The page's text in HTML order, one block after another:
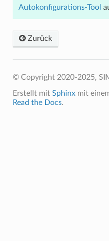
Autokonfigurations-Tool
Zurück
© Copyright 2020-2025,
Erstellt mit Sphinxmit
Read the Docs.